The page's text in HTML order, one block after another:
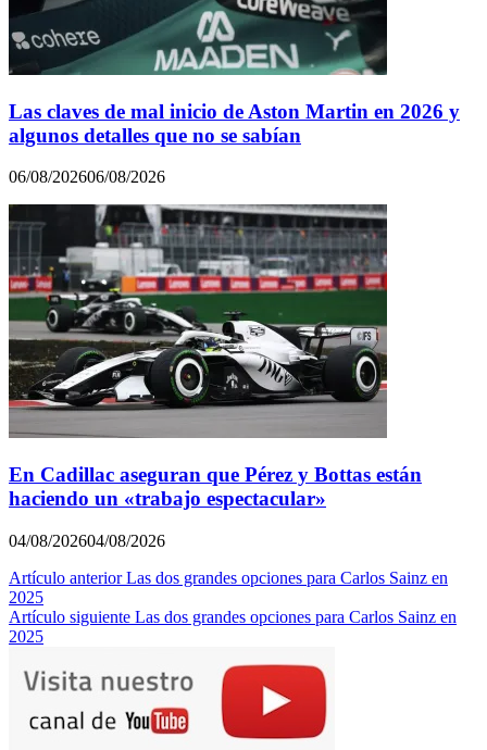
Las claves de mal inicio de Aston Martin en 2026 y
algunos detalles que no se sabían
06/08/202606/08/2026
En Cadillac aseguran que Pérez y Bottas están
haciendo un «trabajo espectacular»
04/08/202604/08/2026
Navegación
de
entradas
Artículo anterior Las dos grandes opciones para Carlos Sainz en
2025
Artículo siguiente Las dos grandes opciones para Carlos Sainz en
2025